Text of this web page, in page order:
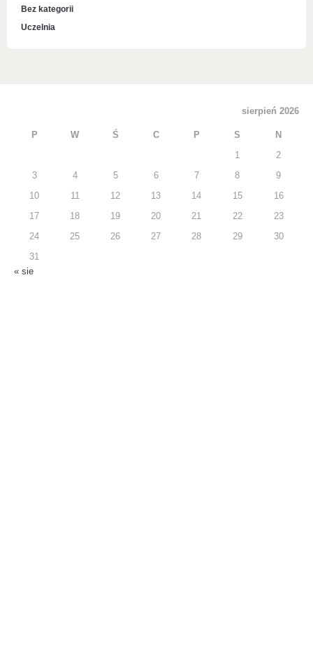
Bez kategorii
Uczelnia
sierpień 2026
P W Ś C P S N
1 2
3 4 5 6 7 8 9
10 11 12 13 14 15 16
17 18 19 20 21 22 23
24 25 26 27 28 29 30
31
« sie